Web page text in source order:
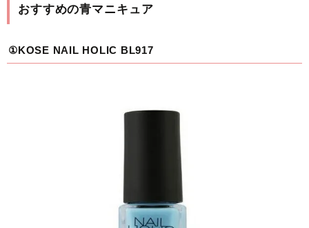
おすすめの青マニキュア
①KOSE NAIL HOLIC BL917